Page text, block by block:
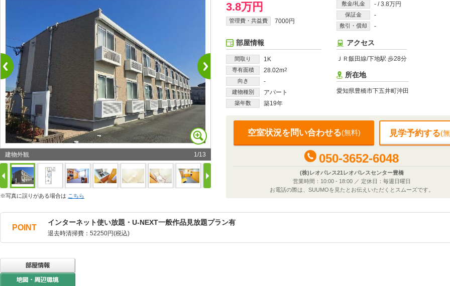
建物外観 1/13
※写真に誤りがある場合は こちら
3.8万円
管理費・共益費 7000円
敷金/礼金 - /3.8万円
保証金 -
敷引・償却 -
部屋情報
間取り 1K
専有面積 28.02m2
向き -
建物種別 アパート
築年数 築19年
アクセス
ＪＲ飯田線/下地駅 歩28分
所在地
愛知県豊橋市下五井町沖田
空室状況を問い合わせる(無料) 見学予約する(
050-3652-6048
(株)レオパレス21レオパレスセンター豊橋
営業時間：10:00 - 18:00 ／ 定休日：毎週日曜日
お電話の際は、SUUMOを見たとお伝えいただくとスムーズです。
POINT
インターネット使い放題・U-NEXT一般作品見放題プラン有
退去時清掃費：52250円(税込)